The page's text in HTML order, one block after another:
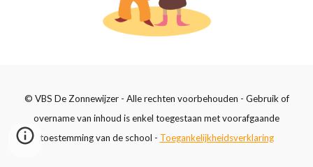
© VBS De Zonnewijzer - Alle rechten voorbehouden - Gebruik of
overname van inhoud is enkel toegestaan met voorafgaande
toestemming van de school - Toegankelijkheidsverklaring